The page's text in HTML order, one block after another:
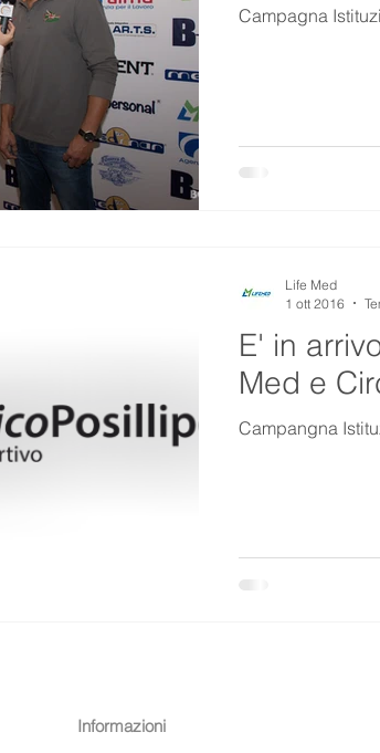
Campagna
E' in
Med e
Campangna
Life Med
1 ott 2016
Informazioni